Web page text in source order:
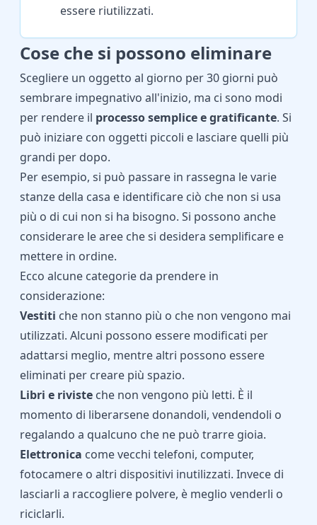
essere riutilizzati.
Cose che si possono eliminare
Scegliere un oggetto al giorno per 30 giorni può
sembrare impegnativo all'inizio, ma ci sono modi
per rendere il processo semplice e gratificante. Si
può iniziare con oggetti piccoli e lasciare quelli più
grandi per dopo.
Per esempio, si può passare in rassegna le varie
stanze della casa e identificare ciò che non si usa
più o di cui non si ha bisogno. Si possono anche
considerare le aree che si desidera semplificare e
mettere in ordine.
Ecco alcune categorie da prendere in
considerazione:
Vestiti che non stanno più o che non vengono mai
utilizzati. Alcuni possono essere modificati per
adattarsi meglio, mentre altri possono essere
eliminati per creare più spazio.
Libri e riviste che non vengono più letti. È il
momento di liberarsene donandoli, vendendoli o
regalando a qualcuno che ne può trarre gioia.
Elettronica come vecchi telefoni, computer,
fotocamere o altri dispositivi inutilizzati. Invece di
lasciarli a raccogliere polvere, è meglio venderli o
riciclarli.